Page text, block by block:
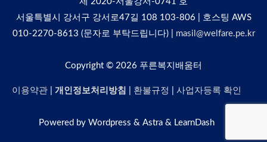
서울특별시 강서구 강서로47길 108 103-806 | 호스팅 AWS
010-2270-8613 (문자로 부탁드립니다) | masil@welfare.pe.kr
Copyright © 2026 푸른복지배움터
이용약관 개인정보처리방침 환불규정 사업자등록 확인
Powered by Wordpress & Astra & LearnDash